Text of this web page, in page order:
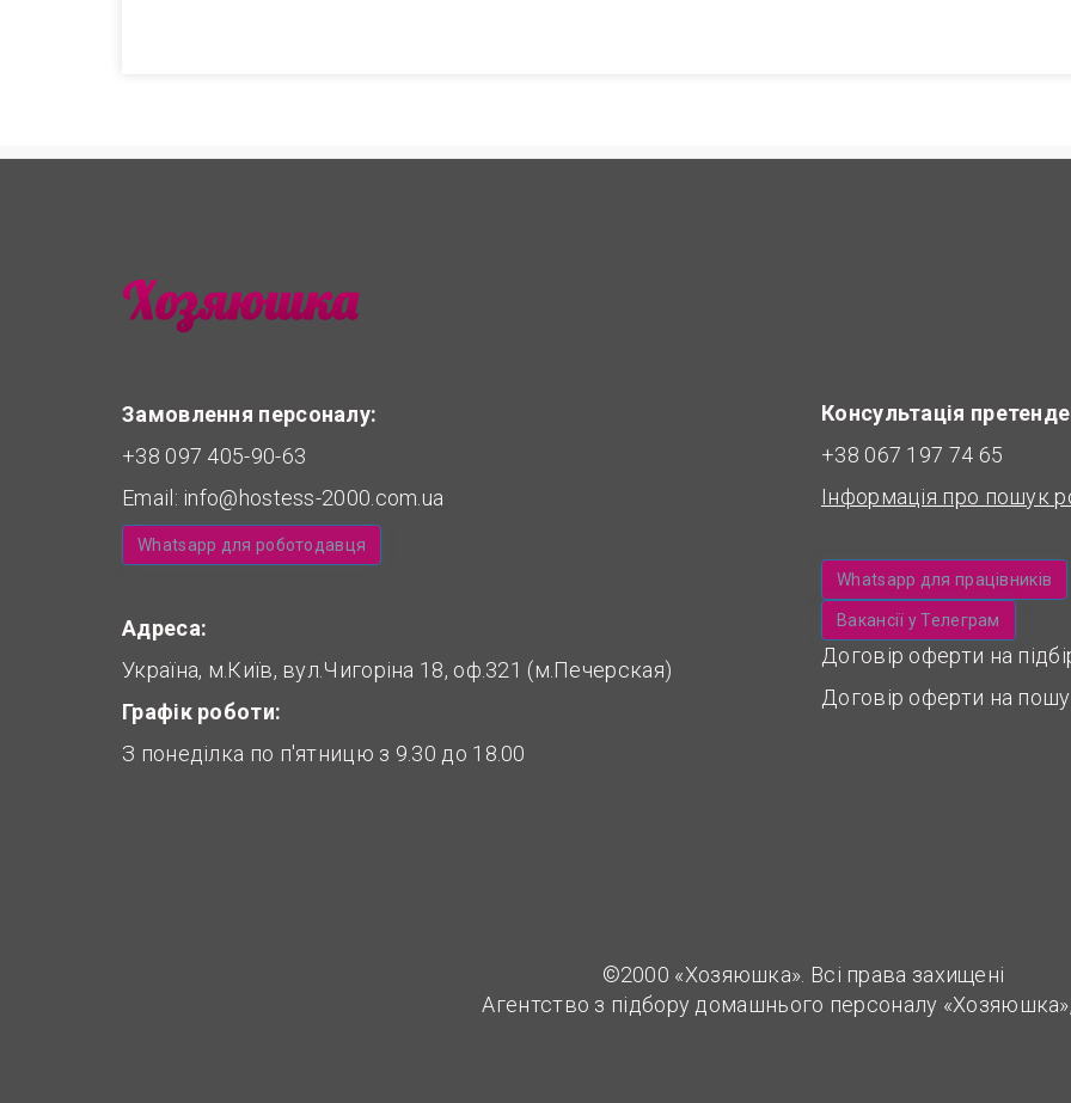
Замовлення персоналу:
+38 097 405-90-63
Email: info@hostess-2000.com.ua
Whatsapp для роботодавця
Адреса:
Україна, м.Київ, вул.Чигоріна 18, оф.321 (м.Печерская)
Графік роботи:
З понеділка по п'ятницю з 9.30 до 18.00
Консультація
+38 067 197 74 65
Інформація про пошук
Whatsapp для працівників
Вакансії у Телеграм
Договір оферти на
Договір оферти на
©2000 «Хозяюшка». Всі права захищені
Агентство з підбору домашнього персоналу